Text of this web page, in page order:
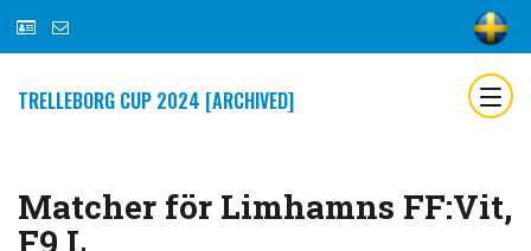
TRELLEBORG CUP 2024 [ARCHIVED]
Matcher för Limhamns FF:Vit,
F9 L